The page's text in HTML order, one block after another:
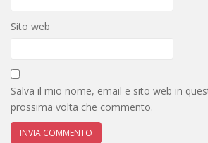
Sito web
Salva il mio nome, email e sito web in
prossima volta che commento.